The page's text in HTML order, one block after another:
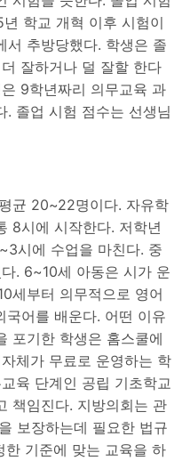
학교 개혁 이후 시험이
서 추방당했다. 학생은 졸
잘하거나 덜 잘할 한다
9학년짜리 의무교육 과
. 졸업 시험 점수는 선생님
균 20~22명이다. 자유학
8시에 시작한다. 저학년
시에 수업을 마친다. 중
. 6~10세 아동은 시가 운
세부터 의무적으로 영어
국어를 배운다. 어떤 이유
포기한 학생은 홈스쿨에
체가 무료로 운영하는 학
육 단계인 공립 기초학교
책임진다. 지방의회는 관
보장하는데 필요한 법규
한 기준에 맞는 교육을 하